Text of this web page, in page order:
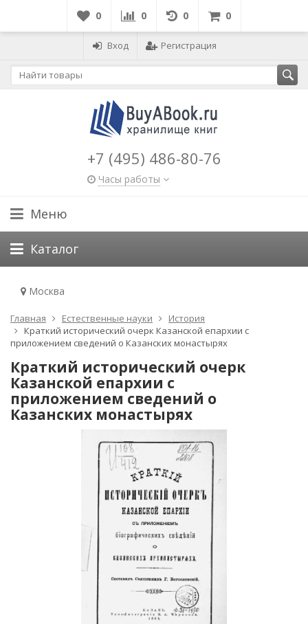
0 0 0 0
Вход Регистрация
+7 (495) 486-80-76
Часы работы
Меню
Каталог
Москва
Главная Естественные науки
История
Краткий исторический очерк Казанской епархии с
приложением сведений о Казанских монастырях
Краткий исторический очерк
Казанской епархии с
приложением сведений о
Казанских монастырях